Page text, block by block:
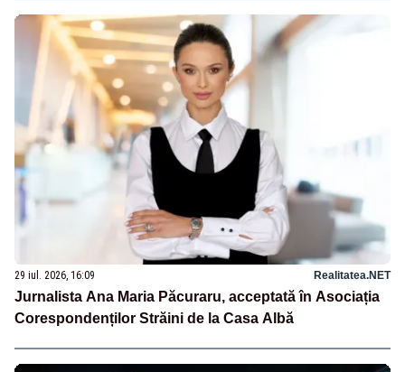
29 iul. 2026, 16:09 Realitatea.NET
Jurnalista Ana Maria Păcuraru, acceptată în Asociația
Corespondenților Străini de la Casa Albă